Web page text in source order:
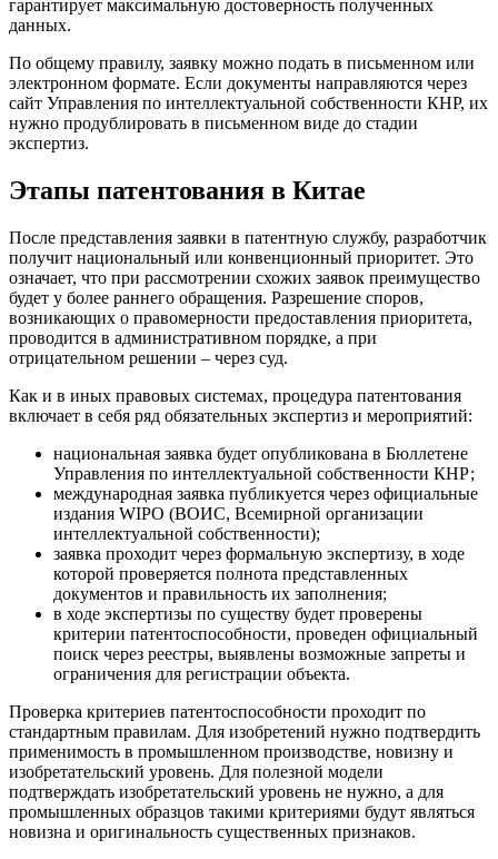
гарантирует максимальную достоверность полученных
данных.
По общему правилу, заявку можно подать в письменном или
электронном формате. Если документы направляются через
сайт Управления по интеллектуальной собственности КНР, их
нужно продублировать в письменном виде до стадии
экспертиз.
Этапы патентования в Китае
После представления заявки в патентную службу, разработчик
получит национальный или конвенционный приоритет. Это
означает, что при рассмотрении схожих заявок преимущество
будет у более раннего обращения. Разрешение споров,
возникающих о правомерности предоставления приоритета,
проводится в административном порядке, а при
отрицательном решении – через суд.
Как и в иных правовых системах, процедура патентования
включает в себя ряд обязательных экспертиз и мероприятий:
национальная заявка будет опубликована в Бюллетене
Управления по интеллектуальной собственности КНР;
международная заявка публикуется через официальные
издания WIPO (ВОИС, Всемирной организации
интеллектуальной собственности);
заявка проходит через формальную экспертизу, в ходе
которой проверяется полнота представленных
документов и правильность их заполнения;
в ходе экспертизы по существу будет проверены
критерии патентоспособности, проведен официальный
поиск через реестры, выявлены возможные запреты и
ограничения для регистрации объекта.
Проверка критериев патентоспособности проходит по
стандартным правилам. Для изобретений нужно подтвердить
применимость в промышленном производстве, новизну и
изобретательский уровень. Для полезной модели
подтверждать изобретательский уровень не нужно, а для
промышленных образцов такими критериями будут являться
новизна и оригинальность существенных признаков.